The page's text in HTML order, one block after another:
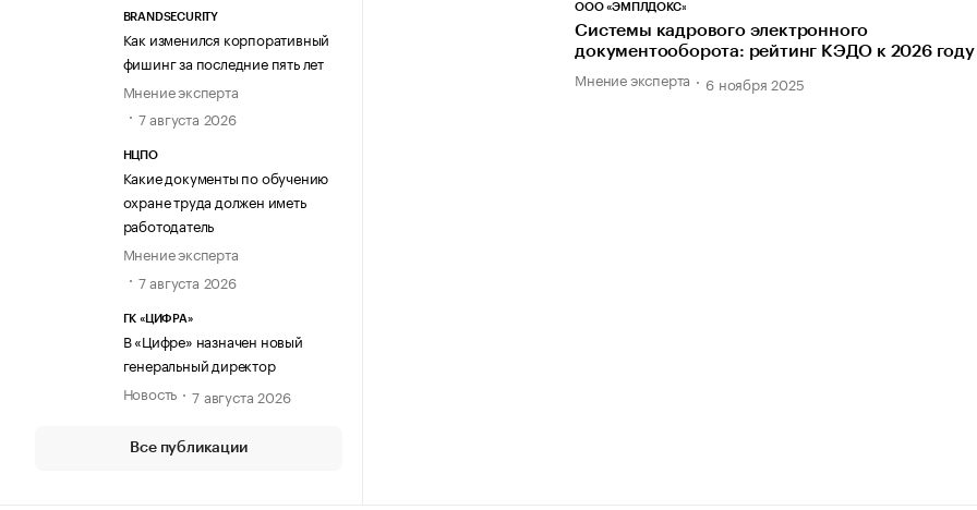
BRANDSECURITY
Как изменился корпоративный
фишинг за последние пять лет
Мнение эксперта
7 августа 2026
НЦПО
Какие документы по обучению
охране труда должен иметь
работодатель
Мнение эксперта
7 августа 2026
ГК «ЦИФРА»
В «Цифре» назначен новый
генеральный директор
Новость
7 августа 2026
Все публикации
ООО «ЭМПЛДОКС»
Системы кадрового электронного
документооборота: рейтинг КЭДО к 2026 году
Мнение эксперта 6 ноября 2025